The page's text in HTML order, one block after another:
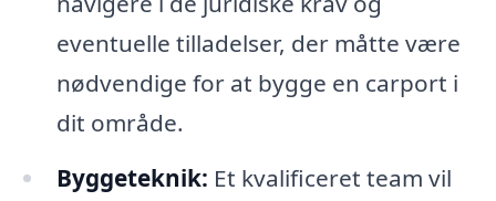
eventuelle tilladelser, der måtte være
nødvendige for at bygge en carport i
dit område.
Byggeteknik: Et kvalificeret team vil